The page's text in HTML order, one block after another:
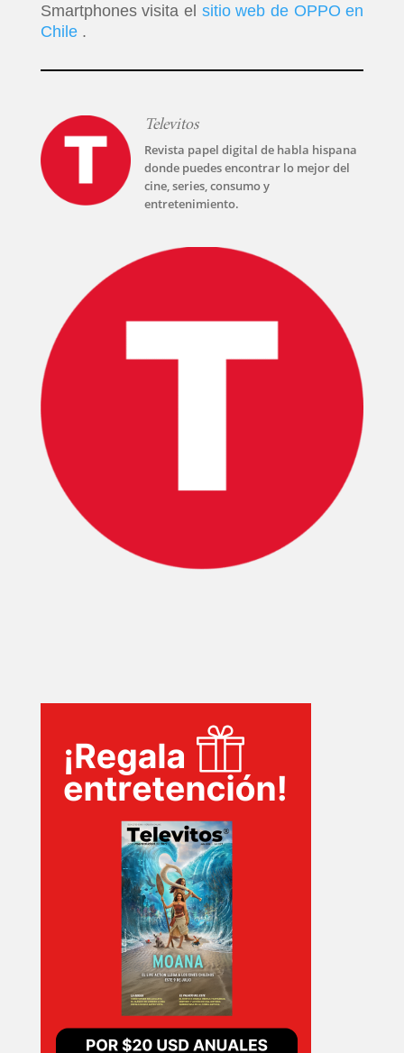
PELICULAS
TECNOVITOS
PLUS
Smartphones visita el sitio web de OPPO en
Chile .
Televitos
Revista papel digital de habla hispana
donde puedes encontrar lo mejor del
cine, series, consumo y
entretenimiento.